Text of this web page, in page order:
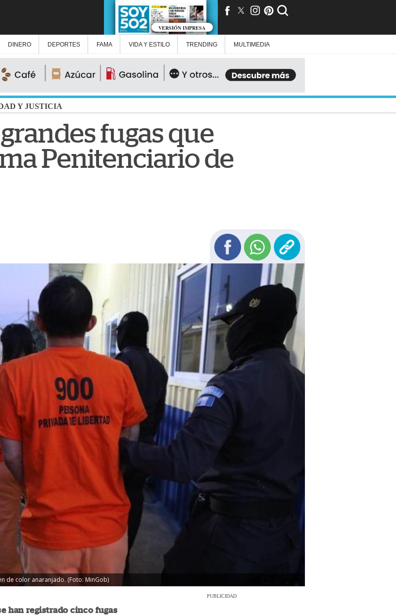
VERSIÓN IMPRESA
DINERO DEPORTES FAMA VIDA Y ESTILO TRENDING MULTIMEDIA
Y JUSTICIA
fugas que
Penitenciario de
de color anaranjado. (Foto: MinGob)
han registrado cinco fugas
PUBLICIDAD